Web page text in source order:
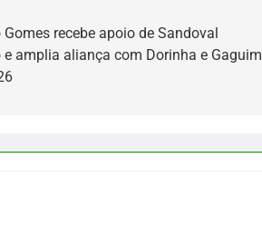
Gomes recebe apoio de Sandoval
e amplia aliança com Dorinha e Gaguim